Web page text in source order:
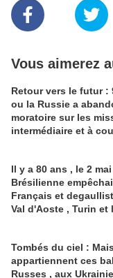
Vous aimerez
Retour vers le futur :
ou la Russie a
moratoire sur les
intermédiaire et à
Il y a 80 ans , le 2
Brésilienne
Français et
Val d'Aoste , Turin et
Tombés du ciel :
appartiennent ces
Russes , aux